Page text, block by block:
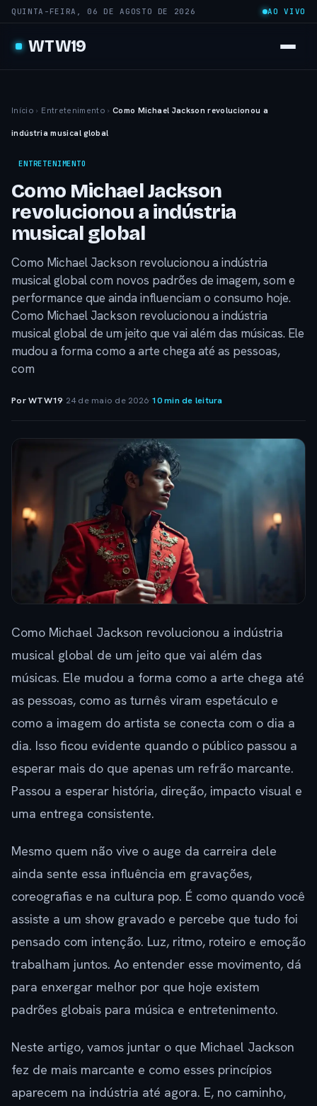
QUINTA-FEIRA, 06 DE AGOSTO DE 2026 AO VIVO
WTW19
Início › Entretenimento › Como Michael Jackson revolucionou a
indústria musical global
ENTRETENIMENTO
Como Michael Jackson
revolucionou a indústria
musical global
Como Michael Jackson revolucionou a indústria
musical global com novos padrões de imagem, som e
performance que ainda influenciam o consumo hoje.
Como Michael Jackson revolucionou a indústria
musical global de um jeito que vai além das músicas. Ele
mudou a forma como a arte chega até as pessoas,
com
Por WTW19· 24 de maio de 2026·10 min de leitura
Como Michael Jackson revolucionou a indústria
musical global de um jeito que vai além das
músicas. Ele mudou a forma como a arte chega até
as pessoas, como as turnês viram espetáculo e
como a imagem do artista se conecta com o dia a
dia. Isso ficou evidente quando o público passou a
esperar mais do que apenas um refrão marcante.
Passou a esperar história, direção, impacto visual e
uma entrega consistente.
Mesmo quem não vive o auge da carreira dele
ainda sente essa influência em gravações,
coreografias e na cultura pop. É como quando você
assiste a um show gravado e percebe que tudo foi
pensado com intenção. Luz, ritmo, roteiro e emoção
trabalham juntos. Ao entender esse movimento, dá
para enxergar melhor por que hoje existem
padrões globais para música e entretenimento.
Neste artigo, vamos juntar o que Michael Jackson
fez de mais marcante e como esses princípios
aparecem na indústria até agora. E, no caminho,